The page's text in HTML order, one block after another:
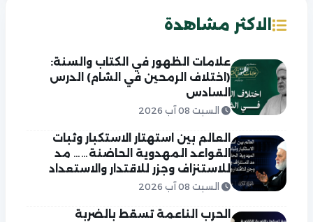
الاكثر مشاهدة
علامات الظهور في الكتاب والسنة:
(اختلاف الرمحين في الشام) الدرس
السادس
السبت 08 آب 2026
العالم بين استهتار الاستكبار وثبات
القواعد المهدوية الحاضنة…… مد
للاستنزاف وجزر للاقتدار والاستعداد
السبت 08 آب 2026
الحرب الناعمة تسقط بالضربة